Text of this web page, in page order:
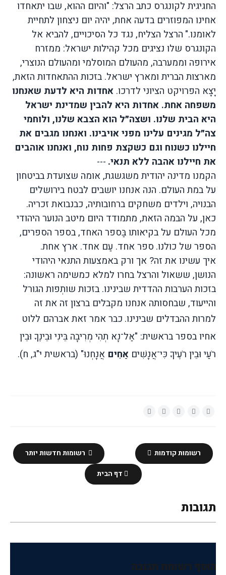
החגיגית לקונגרס כתב הרצל: "והיום ההוא, שבו יתאחדו
אחינו המפוזרים בדעה אחת, יהיה יום ניצחון לתחיית
לאומנו." הרצל הצליח, נגד כל הסיכויים, להביא אל
הקונגרס שלו נציגים מכל קהילות ישראל: ממזרח
אירופה וממערבה, מהעולם המוסלמי ומהעולם הנוצרי,
מארצות הברית ומארץ ישראל. בזכות ההתאחדות הזאת,
יָצָא הפרויקט הציוני לדרכו. אחדות היא לדעת שאנחנו
משפחה אחת. אחדות היא להבין שמדינת ישראל
היא הבית שלנו. ושצה״ל הוא הצבא שלנו, ולוחמי
צה״ל מגינים עלינו מפני אויבינו. ואנחנו מגבים את
חיילנו כשנוח וגם כשקצת פחות נוח, ואנחנו אוהבים
את חיילנו אהבה ללא תנאי. ---
הקמנו מדינה יהודית משגשגת,אומה שצועדתבביטחון
על במת העולם. הנה אנחנו יושבים לבטח בירושלים
הבנויה, וילדים משחקים ברחובותיה, כבנבואת זכריה.
כאן, על הבמה הזאת, מתמודד היום מיטב הנוער היהודי
מכל העולם על בקיאותו בַּספר האחד,בספר הספרים,
הספר של כולנו. ספר אחד. עַם אחד. ארץ אחת.
איך עשינואת זה? אך ורק באמצעות התנאי היהודי
הנושן, ששאול והרצל בחרו למלא כמשימה ראשונה:
בזכות הערבות ההדדית שבינינו. בזכות שותְפות הגורל
והייעוד, שבחסותה אנחנו מקבלים ברצון זה את זה
למרות ההבדלים שבינינו. כבר אמר זאת אברהם ללוט
אחיו בספר בראשית: "אַל־נָא תְהִי מְרִיבָה בֵּינִי וּבֵינֶךָ וּבֵין
רֹעַי וּבֵין רֹעֶיךָ כִּי־אֲנָשִׁים אַחִים אֲנָחְנוּ" (בראשית י"ג, ח).
רשומות חדשות יותר רשומות קודמות
דף הבית
תגובות
הוסף רשומת תגובה